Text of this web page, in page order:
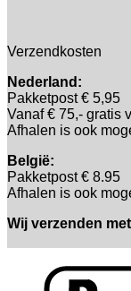
Verzendkosten
Nederland:
Pakketpost € 5,95
Vanaf € 75,- gratis
Afhalen is ook
België:
Pakketpost € 8.95
Afhalen is ook
Wij verzenden